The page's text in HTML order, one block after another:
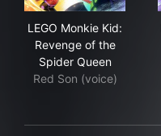
LEGO Monkie Kid:
Revenge of the
Spider Queen
Red Son (voice)